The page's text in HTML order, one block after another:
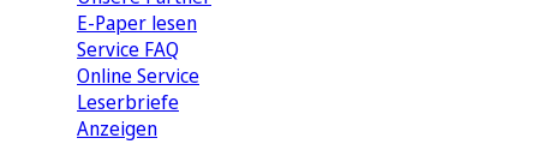
E-Paper lesen
Service FAQ
Online Service
Leserbriefe
Anzeigen